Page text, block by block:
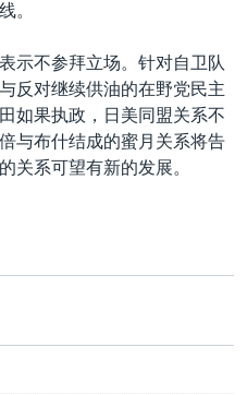
。
示不参拜立场。针对自卫队
反对继续供油的在野党民主
如果执政，日美同盟关系不
与布什结成的蜜月关系将告
关系可望有新的发展。